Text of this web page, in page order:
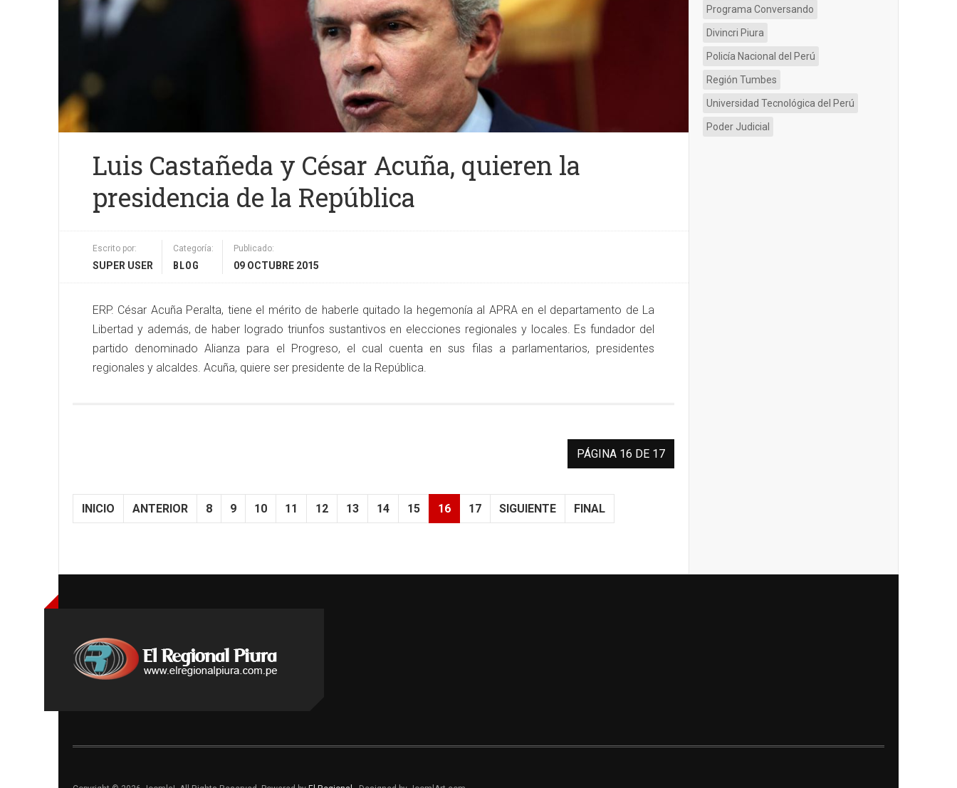
Luis Castañeda y César Acuña, quieren la
presidencia de la República
Escrito por:
SUPER USER
Categoría:
BLOG
Publicado:
09 OCTUBRE 2015
ERP. César Acuña Peralta, tiene el mérito de haberle quitado la hegemonía al APRA en el departamento de La
Libertad y además, de haber logrado triunfos sustantivos en elecciones regionales y locales. Es fundador del
partido denominado Alianza para el Progreso, el cual cuenta en sus filas a parlamentarios, presidentes
regionales y alcaldes. Acuña, quiere ser presidente de la República.
PÁGINA 16 DE 17
INICIO ANTERIOR 8 9 10 11 12 13 14 15 16 17 SIGUIENTE FINAL
Programa Conversando
Divincri Piura
Policía Nacional del Perú
Región Tumbes
Universidad Tecnológica del Perú
Poder Judicial